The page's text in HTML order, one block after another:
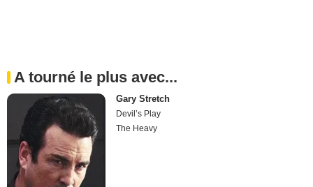
A tourné le plus avec...
Gary Stretch
Devil’s Play
The Heavy